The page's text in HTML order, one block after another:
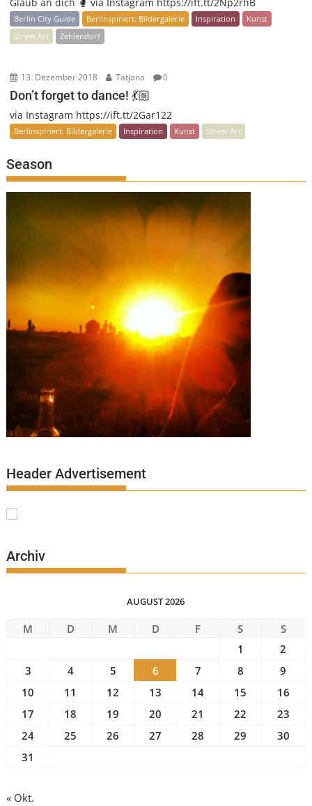
Berlin City Guide Berlinspiriert: Bildergalerie Inspiration
Kunst
Street Art
Zehlendorf
13. Dezember 2018 Tatjana 0
Don’t forget to dance! 💃🏼
via Instagram https://ift.tt/2Gar122
Berlinspiriert: Bildergalerie Inspiration Kunst Street Art
Season
Header Advertisement
Archiv
AUGUST 2026
M D M D F S
S
1
2
3
4 5 6 7 8
9
10
11 12 13 14 15
16
17
18 19 20 21 22
23
24
25 26 27 28 29
30
31
« Okt.